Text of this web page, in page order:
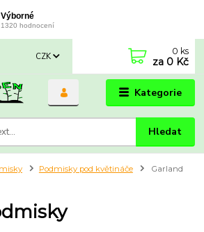
Kategorie
CZK
Hledat
0 ks
za 0 Kč
Podmisky pod květináče
Garland